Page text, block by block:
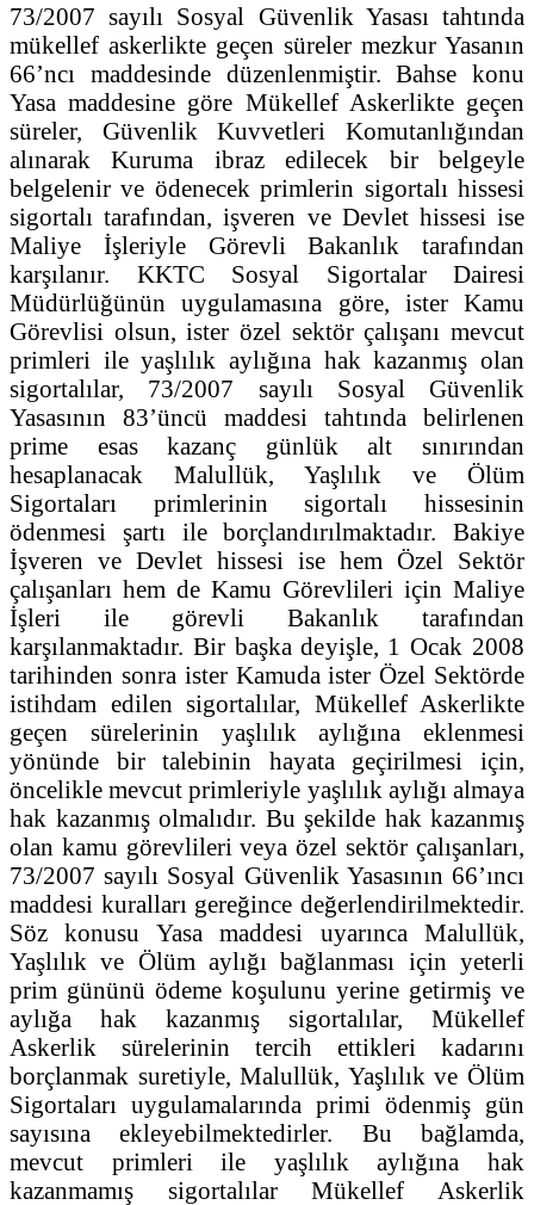
73/2007 sayılı Sosyal Güvenlik Yasası tahtında
mükellef askerlikte geçen süreler mezkur Yasanın
66’ncı maddesinde düzenlenmiştir. Bahse konu
Yasa maddesine göre Mükellef Askerlikte geçen
süreler, Güvenlik Kuvvetleri Komutanlığından
alınarak Kuruma ibraz edilecek bir belgeyle
belgelenir ve ödenecek primlerin sigortalı hissesi
sigortalı tarafından, işveren ve Devlet hissesi ise
Maliye İşleriyle Görevli Bakanlık tarafından
karşılanır. KKTC Sosyal Sigortalar Dairesi
Müdürlüğünün uygulamasına göre, ister Kamu
Görevlisi olsun, ister özel sektör çalışanı mevcut
primleri ile yaşlılık aylığına hak kazanmış olan
sigortalılar, 73/2007 sayılı Sosyal Güvenlik
Yasasının 83’üncü maddesi tahtında belirlenen
prime esas kazanç günlük alt sınırından
hesaplanacak Malullük, Yaşlılık ve Ölüm
Sigortaları primlerinin sigortalı hissesinin
ödenmesi şartı ile borçlandırılmaktadır. Bakiye
İşveren ve Devlet hissesi ise hem Özel Sektör
çalışanları hem de Kamu Görevlileri için Maliye
İşleri ile görevli Bakanlık tarafından
karşılanmaktadır. Bir başka deyişle, 1 Ocak 2008
tarihinden sonra ister Kamuda ister Özel Sektörde
istihdam edilen sigortalılar, Mükellef Askerlikte
geçen sürelerinin yaşlılık aylığına eklenmesi
yönünde bir talebinin hayata geçirilmesi için,
öncelikle mevcut primleriyle yaşlılık aylığı almaya
hak kazanmış olmalıdır. Bu şekilde hak kazanmış
olan kamu görevlileri veya özel sektör çalışanları,
73/2007 sayılı Sosyal Güvenlik Yasasının 66’ıncı
maddesi kuralları gereğince değerlendirilmektedir.
Söz konusu Yasa maddesi uyarınca Malullük,
Yaşlılık ve Ölüm aylığı bağlanması için yeterli
prim gününü ödeme koşulunu yerine getirmiş ve
aylığa hak kazanmış sigortalılar, Mükellef
Askerlik sürelerinin tercih ettikleri kadarını
borçlanmak suretiyle, Malullük, Yaşlılık ve Ölüm
Sigortaları uygulamalarında primi ödenmiş gün
sayısına ekleyebilmektedirler. Bu bağlamda,
mevcut primleri ile yaşlılık aylığına hak
kazanmamış sigortalılar Mükellef Askerlik